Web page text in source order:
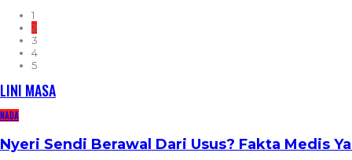
1
2
3
4
5
LINI MASA
NADA
Nyeri Sendi Berawal Dari Usus? Fakta Medis